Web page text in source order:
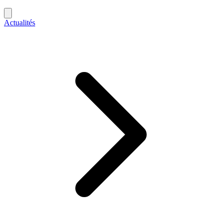
Actualités